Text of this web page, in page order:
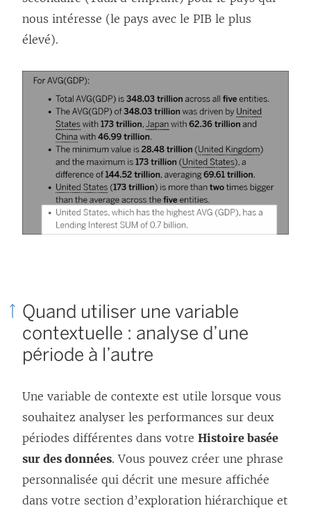
nous intéresse (le pays avec le PIB le plus
élevé).
Quand utiliser une variable
contextuelle : analyse d’une
période à l’autre
Une variable de contexte est utile lorsque vous
souhaitez analyser les performances sur deux
périodes différentes dans votre Histoire basée
sur des données. Vous pouvez créer une phrase
personnalisée qui décrit une mesure affichée
dans votre section d’exploration hiérarchique et